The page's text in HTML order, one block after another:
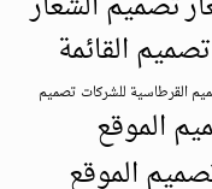
تصميم القائمة
القرطاسية للشركات تصميم
الموقع
الموقع